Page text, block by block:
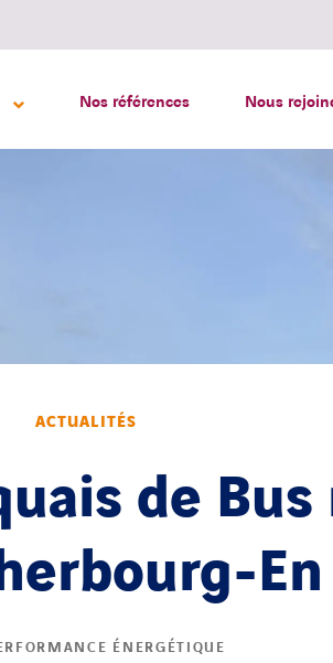
Nos références Nous
ACTUALITÉS
de
ÉNERGÉTIQUE